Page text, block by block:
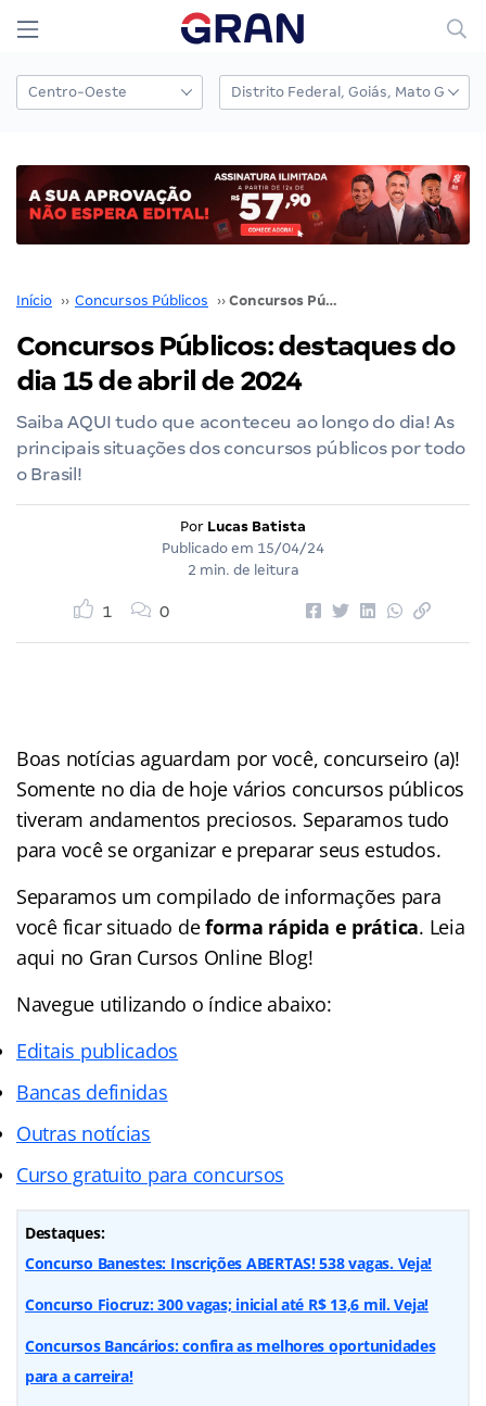
Início ›› Concursos Públicos ›› Concursos Públicos: destaques do dia 15 de abril de 2024
Concursos Públicos: destaques do
dia 15 de abril de 2024
Saiba AQUI tudo que aconteceu ao longo do dia! As
principais situações dos concursos públicos por todo
o Brasil!
Por Lucas Batista
Publicado em 15/04/24
2 min. de leitura
1 0
Boas notícias aguardam por você, concurseiro (a)!
Somente no dia de hoje vários concursos públicos
tiveram andamentos preciosos. Separamos tudo
para você se organizar e preparar seus estudos.
Separamos um compilado de informações para
você ficar situado deforma rápida e prática. Leia
aqui no Gran Cursos Online Blog!
Navegue utilizando o índiceabaixo:
Editais publicados
Bancas definidas
Outras notícias
Curso gratuito para concursos
Destaques:
Concurso Banestes: Inscrições ABERTAS! 538 vagas. Veja!
Concurso Fiocruz: 300 vagas; inicial até R$ 13,6 mil. Veja!
Concursos Bancários: confira as melhores oportunidades
para a carreira!